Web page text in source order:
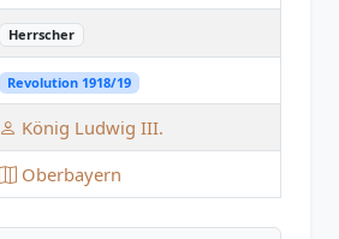
Herrscher
Revolution 1918/19
König Ludwig III.
Oberbayern